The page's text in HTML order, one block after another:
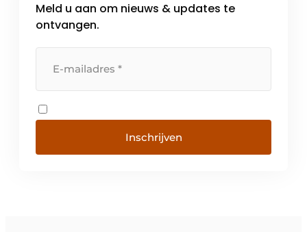
Meld u aan om nieuws & updates te
ontvangen.
Inschrijven